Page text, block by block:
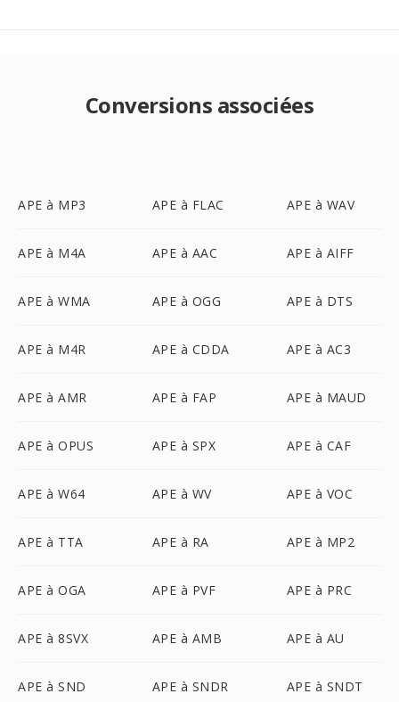
Conversions associées
APE à MP3 APE à FLAC APE à WAV
APE à M4A APE à AAC APE à AIFF
APE à WMA APE à OGG APE à DTS
APE à M4R APE à CDDA APE à AC3
APE à AMR APE à FAP APE à MAUD
APE à OPUS APE à SPX APE à CAF
APE à W64 APE à WV APE à VOC
APE à TTA APE à RA APE à MP2
APE à OGA APE à PVF APE à PRC
APE à 8SVX APE à AMB APE à AU
APE à SND APE à SNDR APE à SNDT